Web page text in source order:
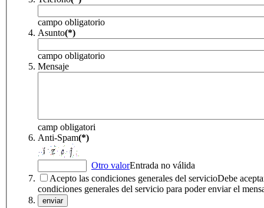
campo obligatorio
Asunto(*)
campo obligatorio
Mensaje
camp obligatori
Anti-Spam(*)
Otro valorEntrada no válida
Acepto las condiciones generales del servicioDebe
condiciones generales del servicio para poder enviar el